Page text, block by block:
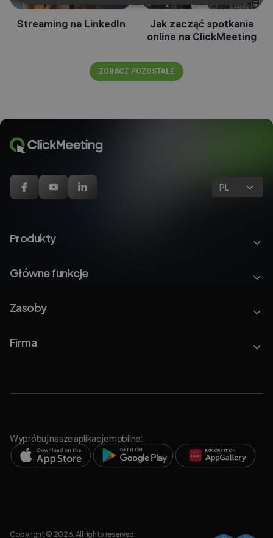
Streaming na LinkedIn
Jak zacząć spotkania
online na ClickMeeting
ZOBACZ POZOSTAŁE
PL
Produkty
Główne funkcje
Zasoby
Firma
Wypróbuj nasze aplikacje mobilne:
Copyright © 2026. All rights reserved.